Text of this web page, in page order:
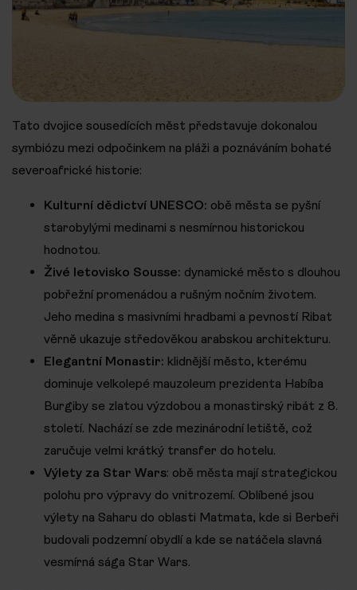
Tato dvojice sousedících měst představuje dokonalou
symbiózu mezi odpočinkem na pláži a poznáváním bohaté
severoafrické historie:
Kulturní dědictví UNESCO: obě města se pyšní
starobylými medinami s nesmírnou historickou
hodnotou.
Živé letovisko Sousse: dynamické město s dlouhou
pobřežní promenádou a rušným nočním životem.
Jeho medina s masivními hradbami a pevností Ribat
věrně ukazuje středověkou arabskou architekturu.
Elegantní Monastir: klidnější město, kterému
dominuje velkolepé mauzoleum prezidenta Habíba
Burgiby se zlatou výzdobou a monastirský ribát z 8.
století. Nachází se zde mezinárodní letiště, což
zaručuje velmi krátký transfer do hotelu.
Výlety za Star Wars: obě města mají strategickou
polohu pro výpravy do vnitrozemí. Oblíbené jsou
výlety na Saharu do oblasti Matmata, kde si Berbeři
budovali podzemní obydlí a kde se natáčela slavná
vesmírná sága Star Wars.